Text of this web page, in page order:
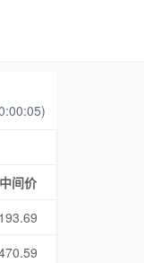
中间价
193.69